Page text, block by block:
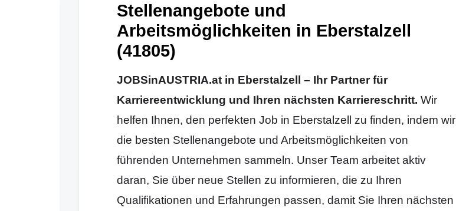
Stellenangebote und
Arbeitsmöglichkeiten in Eberstalzell
(41805)
JOBSinAUSTRIA.at in Eberstalzell – Ihr Partner für
Karriereentwicklung und Ihren nächsten Karriereschritt. Wir
helfen Ihnen, den perfekten Job in Eberstalzell zu finden, indem wir
die besten Stellenangebote und Arbeitsmöglichkeiten von
führenden Unternehmen sammeln. Unser Team arbeitet aktiv
daran, Sie über neue Stellen zu informieren, die zu Ihren
Qualifikationen und Erfahrungen passen, damit Sie Ihren nächsten